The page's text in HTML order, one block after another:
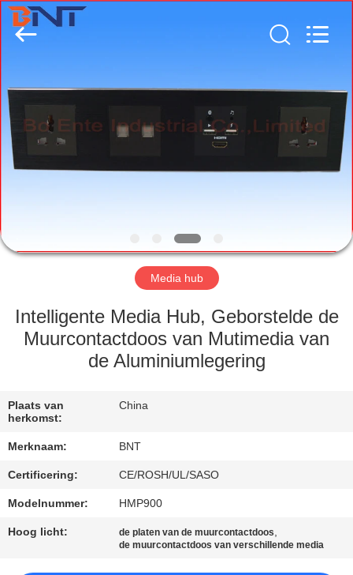
HUIS
PRODUCTEN
FABRIEKSREIS
KWALITEITSCONTROLE
CONTACTEER
GEVALLEN
CONFERENCE
(Bo
Industrial
Developed
by
ECER
Media hub
Intelligente Media Hub, Geborstelde de
Muurcontactdoos van Mutimedia van
de Aluminiumlegering
Plaats van
herkomst:
China
Merknaam: BNT
Certificering: CE/ROSH/UL/SASO
Modelnummer: HMP900
Hoog licht: de platen van de muurcontactdoos,
de muurcontactdoos van verschillende media